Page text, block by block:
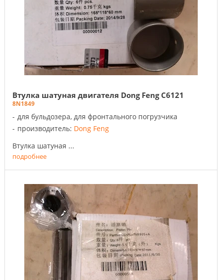
Втулка шатуная двигателя Dong Feng C6121
8N1849
для бульдозера, для фронтального погрузчика
производитель: Dong Feng
Втулка шатуная ...
подробнее